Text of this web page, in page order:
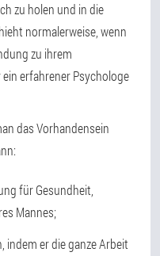
zu holen und in die
normalerweise, wenn
zu ihrem
erfahrener Psychologe
das Vorhandensein
für Gesundheit,
Mannes;
indem er die ganze Arbeit